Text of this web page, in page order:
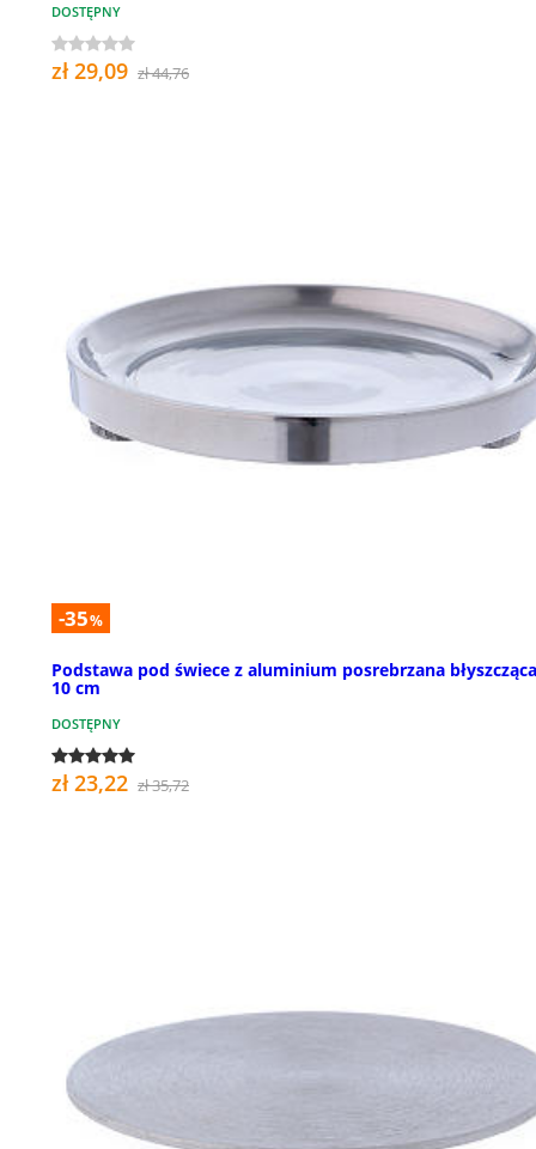
DOSTĘPNY
zł 29,09 zł 44,76
-35%
Podstawa pod świece z aluminium posrebrzana
10 cm
DOSTĘPNY
zł 23,22 zł 35,72